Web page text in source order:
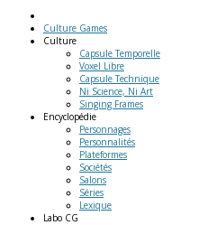
Culture Games
Culture
Capsule Temporelle
Voxel Libre
Capsule Technique
Ni Science, Ni Art
Singing Frames
Encyclopédie
Personnages
Personnalités
Plateformes
Sociétés
Salons
Séries
Lexique
Labo CG